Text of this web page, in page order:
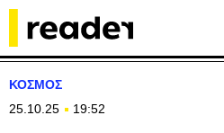
ΚΟΣΜΟΣ
25.10.25
19:52